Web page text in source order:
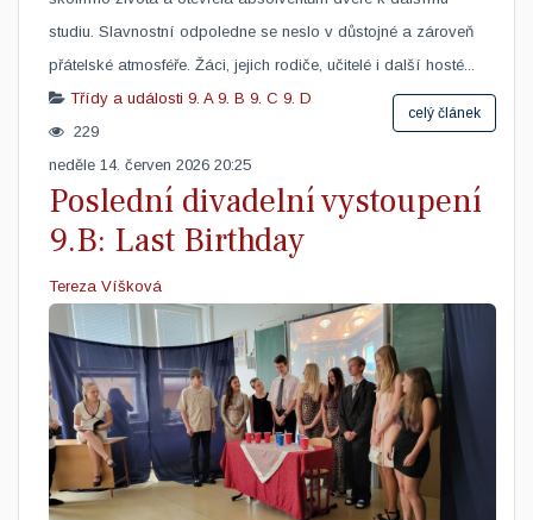
studiu. Slavnostní odpoledne se neslo v důstojné a zároveň
přátelské atmosféře. Žáci, jejich rodiče, učitelé i další hosté...
celý článek
Třídy a události 9. A 9. B 9. C 9. D
229
neděle 14. červen 2026 20:25
Poslední divadelní vystoupení
9.B: Last Birthday
Tereza Víšková